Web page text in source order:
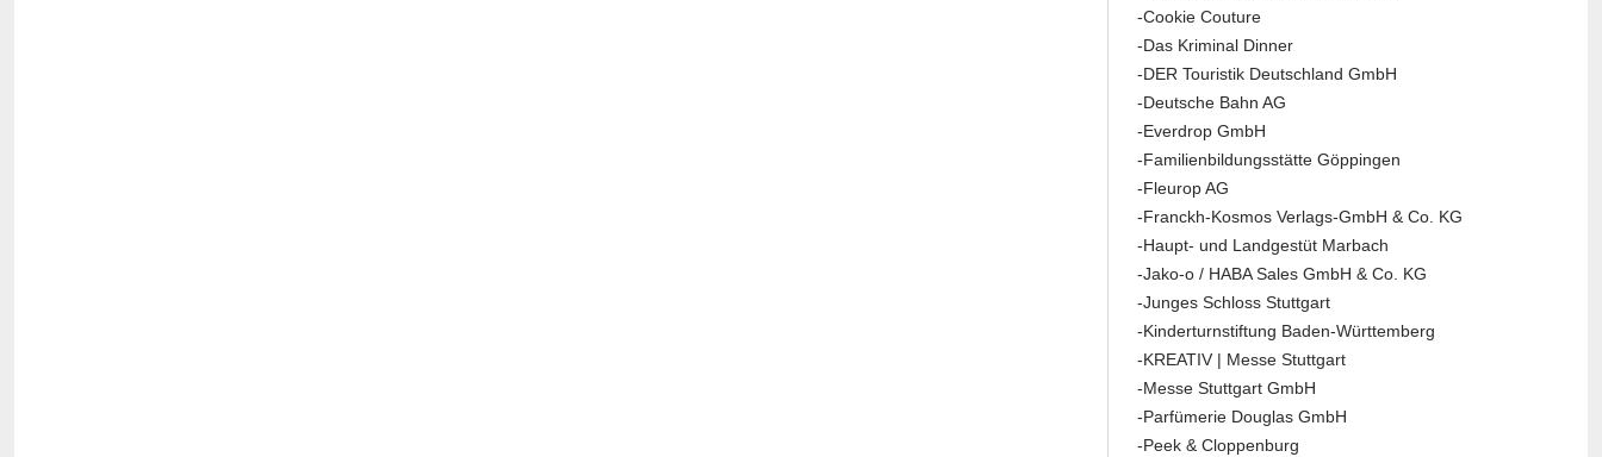
-Cookie Couture
-Das Kriminal Dinner
-DER Touristik Deutschland GmbH
-Deutsche Bahn AG
-Everdrop GmbH
-Familienbildungsstätte Göppingen
-Fleurop AG
-Franckh-Kosmos Verlags-GmbH & Co. KG
-Haupt- und Landgestüt Marbach
-Jako-o / HABA Sales GmbH & Co. KG
-Junges Schloss Stuttgart
-Kinderturnstiftung Baden-Württemberg
-KREATIV | Messe Stuttgart
-Messe Stuttgart GmbH
-Parfümerie Douglas GmbH
-Peek & Cloppenburg